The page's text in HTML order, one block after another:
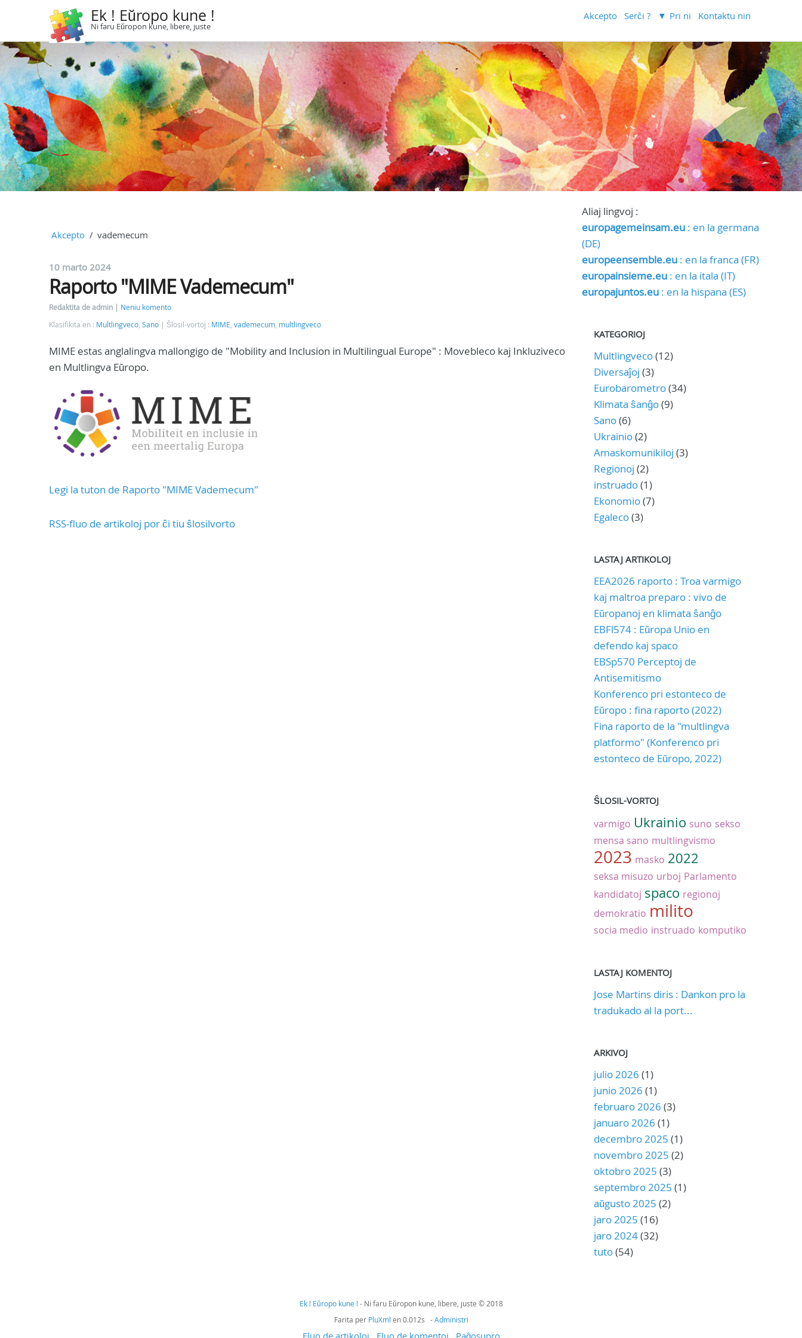
Ek ! Eŭropo kune !
Ni faru Eŭropon kune, libere, juste
Akcepto Serĉi ? Pri ni Kontaktu nin
Akcepto vademecum
10 marto 2024
Raporto "MIME Vademecum"
Redaktita de admin
Neniu komento
Klasifikita en : Multlingveco, Sano Ŝlosil-vortoj : MIME, vademecum, multlingveco
MIME estas anglalingva mallongigo de "Mobility and Inclusion in Multilingual Europe" : Movebleco kaj Inkluziveco
en Multlingva Eŭropo.
Legi la tuton de Raporto "MIME Vademecum"
RSS-fluo de artikoloj por ĉi tiu ŝlosilvorto
Aliaj lingvoj :
europagemeinsam.eu: en la germana
(DE)
europeensemble.eu: en la franca (FR)
europainsieme.eu: en la itala (IT)
europajuntos.eu: en la hispana (ES)
KATEGORIOJ
Multlingveco(12)
Diversaĵoj (3)
Eurobarometro(34)
Klimata ŝanĝo(9)
Sano(6)
Ukrainio(2)
Amaskomunikiloj (3)
Regionoj (2)
instruado(1)
Ekonomio(7)
Egaleco(3)
LASTAJ ARTIKOLOJ
EEA2026 raporto : Troa varmigo
kaj maltroa preparo : vivo de
Eŭropanoj en klimata ŝanĝo
EBFl574 : Eŭropa Unio en
defendo kaj spaco
EBSp570 Perceptoj de
Antisemitismo
Konferenco pri estonteco de
Eŭropo : fina raporto (2022)
Fina raporto de la "multlingva
platformo" (Konferenco pri
estonteco de Eŭropo, 2022)
ŜLOSIL-VORTOJ
varmigo Ukrainio suno sekso
mensa sano multlingvismo
2023 masko 2022
seksa misuzo urboj Parlamento
kandidatoj spaco regionoj
demokratio milito
socia medio instruado komputiko
LASTAJ KOMENTOJ
Jose Martins diris : Dankon pro la
tradukado al la port...
ARKIVOJ
julio 2026 (1)
junio 2026 (1)
februaro 2026 (3)
januaro 2026 (1)
decembro 2025 (1)
novembro 2025 (2)
oktobro 2025 (3)
septembro 2025 (1)
aŭgusto 2025 (2)
jaro 2025 (16)
jaro 2024(32)
tuto(54)
Ek ! Eŭropo kune !- Ni faru Eŭropon kune, libere, juste © 2018
Farita per PluXml en 0.012s -Administri
Fluo de artikoloj Fluo de komentoj Paĝosupro